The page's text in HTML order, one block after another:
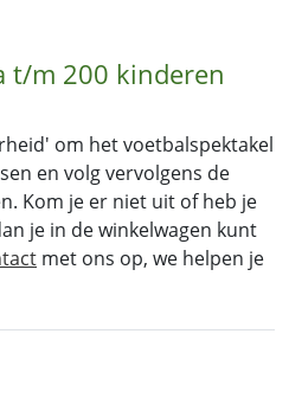
t/m 200 kinderen
om het voetbalspektakel
en volg vervolgens de
Kom je er niet uit of heb je
je in de winkelwagen kunt
met ons op, we helpen je